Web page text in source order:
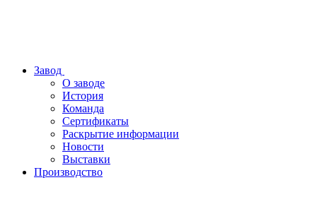
Завод
О заводе
История
Команда
Сертификаты
Раскрытие информации
Новости
Выставки
Производство